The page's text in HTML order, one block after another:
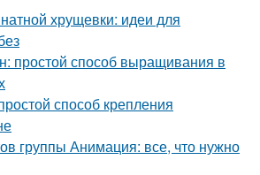
хрущевки: идеи для
простой способ выращивания в
способ крепления
группы Анимация: все, что нужно